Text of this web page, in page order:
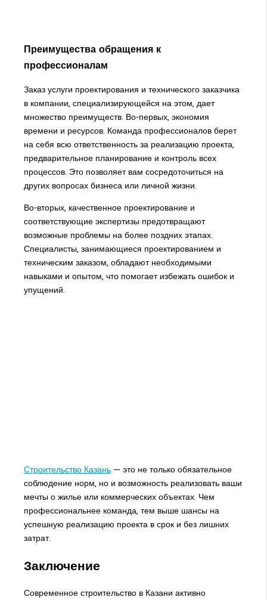
Преимущества обращения к
профессионалам
Заказ услуги проектирования и технического заказчика
в компании, специализирующейся на этом, дает
множество преимуществ. Во-первых, экономия
времени и ресурсов. Команда профессионалов берет
на себя всю ответственность за реализацию проекта,
предварительное планирование и контроль всех
процессов. Это позволяет вам сосредоточиться на
других вопросах бизнеса или личной жизни.
Во-вторых, качественное проектирование и
соответствующие экспертизы предотвращают
возможные проблемы на более поздних этапах.
Специалисты, занимающиеся проектированием и
техническим заказом, обладают необходимыми
навыками и опытом, что помогает избежать ошибок и
упущений.
Строительство Казань— это не только обязательное
соблюдение норм, но и возможность реализовать ваши
мечты о жилье или коммерческих объектах. Чем
профессиональнее команда, тем выше шансы на
успешную реализацию проекта в срок и без лишних
затрат.
Заключение
Современное строительство в Казани активно